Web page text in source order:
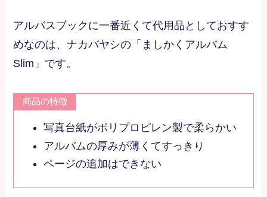
アルバスブックに一番近くて代用品としておすす
めなのは、ナカバヤシの「ましかくアルバム
Slim」です。
商品の特徴
写真台紙がポリプロピレン製で柔らかい
アルバムの厚みが薄くてすっきり
ページの追加はできない